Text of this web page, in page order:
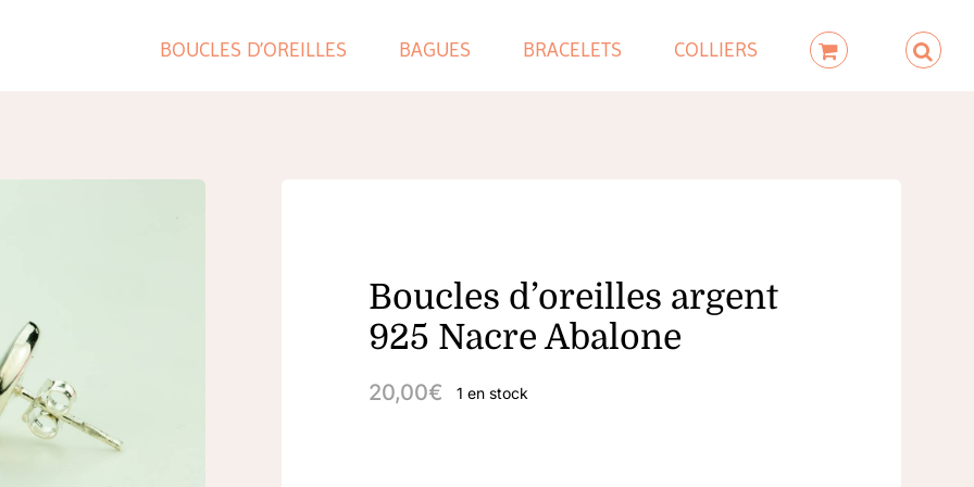
BOUCLES D’OREILLES BAGUES BRACELETS COLLIERS
Boucles d’oreilles argent
925 Nacre Abalone
20,00€ 1 en stock